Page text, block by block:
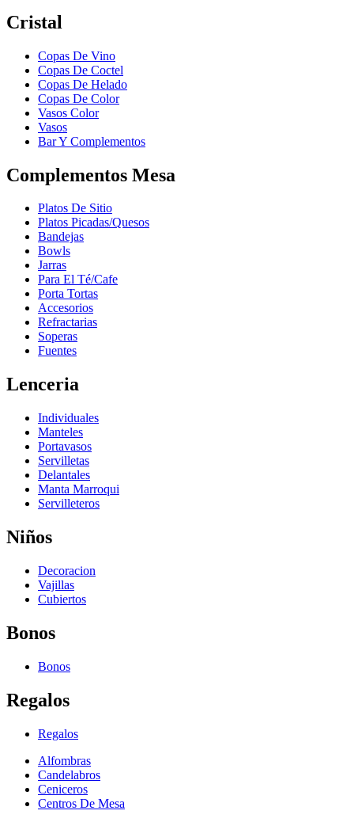
Cristal
Copas De Vino
Copas De Coctel
Copas De Helado
Copas De Color
Vasos Color
Vasos
Bar Y Complementos
Complementos Mesa
Platos De Sitio
Platos Picadas/Quesos
Bandejas
Bowls
Jarras
Para El Té/Cafe
Porta Tortas
Accesorios
Refractarias
Soperas
Fuentes
Lenceria
Individuales
Manteles
Portavasos
Servilletas
Delantales
Manta Marroqui
Servilleteros
Niños
Decoracion
Vajillas
Cubiertos
Bonos
Bonos
Regalos
Regalos
Alfombras
Candelabros
Ceniceros
Centros De Mesa